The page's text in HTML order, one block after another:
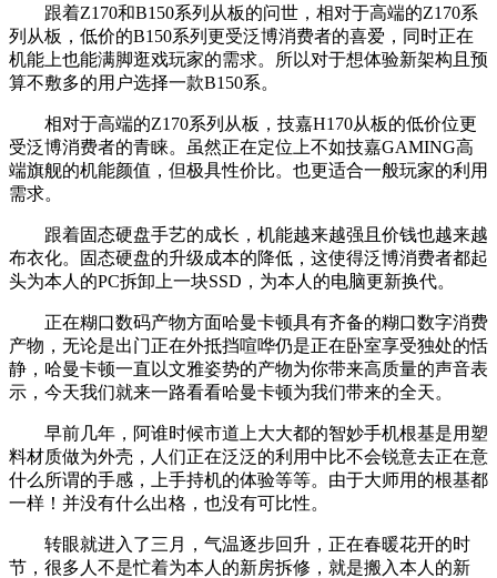
跟着Z170和B150系列从板的问世，相对于高端的Z170系
列从板，低价的B150系列更受泛博消费者的喜爱，同时正在
机能上也能满脚逛戏玩家的需求。所以对于想体验新架构且预
算不敷多的用户选择一款B150系。
相对于高端的Z170系列从板，技嘉H170从板的低价位更
受泛博消费者的青睐。虽然正在定位上不如技嘉GAMING高
端旗舰的机能颜值，但极具性价比。也更适合一般玩家的利用
需求。
跟着固态硬盘手艺的成长，机能越来越强且价钱也越来越
布衣化。固态硬盘的升级成本的降低，这使得泛博消费者都起
头为本人的PC拆卸上一块SSD，为本人的电脑更新换代。
正在糊口数码产物方面哈曼卡顿具有齐备的糊口数字消费
产物，无论是出门正在外抵挡喧哗仍是正在卧室享受独处的恬
静，哈曼卡顿一直以文雅姿势的产物为你带来高质量的声音表
示，今天我们就来一路看看哈曼卡顿为我们带来的全天。
早前几年，阿谁时候市道上大大都的智妙手机根基是用塑
料材质做为外壳，人们正在泛泛的利用中比不会锐意去正在意
什么所谓的手感，上手持机的体验等等。由于大师用的根基都
一样！并没有什么出格，也没有可比性。
转眼就进入了三月，气温逐步回升，正在春暖花开的时
节，很多人不是忙着为本人的新房拆修，就是搬入本人的新